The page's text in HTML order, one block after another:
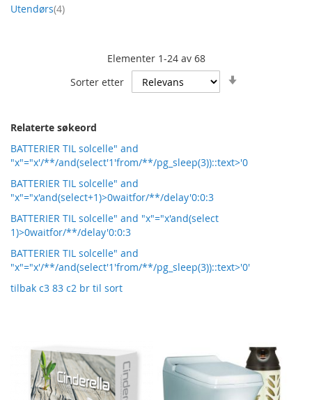
Elementer 1-24av 68
Sorter etter
Relaterte søkeord
BATTERIER TIL solcelle" and
"x"="x'/**/and(select'1'from/**/pg_sleep(3))::text>'0
BATTERIER TIL solcelle" and
"x"="x'and(select+1)>0waitfor/**/delay'0:0:3
BATTERIER TIL solcelle" and "x"="x'and(select
1)>0waitfor/**/delay'0:0:3
BATTERIER TIL solcelle" and
"x"="x'/**/and(select'1'from/**/pg_sleep(3))::text>'0'
tilbak c3 83 c2 br til sort
Utendørs 4produkt